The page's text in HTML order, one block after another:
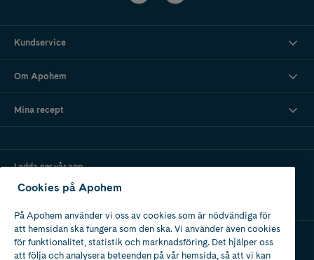
Kundservice
Om Apohem
Mina recept
Ladda ner vår app
Apotek med tillstånd
Cookies på Apohem
På Apohem använder vi oss av cookies som är nödvändiga för
att hemsidan ska fungera som den ska. Vi använder även cookies
för funktionalitet, statistik och marknadsföring. Det hjälper oss
att följa och analysera beteenden på vår hemsida, så att vi kan